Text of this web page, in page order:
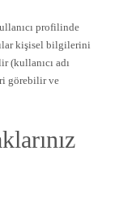
profilinde
kişisel bilgilerini
(kullanıcı adı
görebilir ve